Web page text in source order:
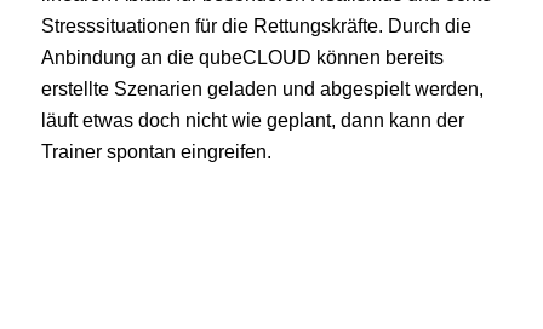
Stresssituationen für die Rettungskräfte. Durch die
Anbindung an die qubeCLOUD können bereits
erstellte Szenarien geladen und abgespielt werden,
läuft etwas doch nicht wie geplant, dann kann der
Trainer spontan eingreifen.